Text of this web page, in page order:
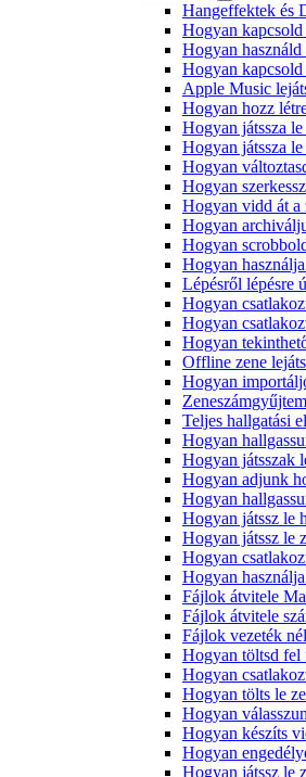
Hangeffektek és
Hogyan kapcsold
Hogyan használd
Hogyan kapcsold
Apple Music
Hogyan hozz
Hogyan játssza
Hogyan játssza
Hogyan
Hogyan
Hogyan vidd át a
Hogyan
Hogyan
Hogyan
Lépésről lépésre
Hogyan
Hogyan
Hogyan
Offline zene
Hogyan
Teljes hallgatási
Hogyan
Hogyan játsszak
Hogyan adjunk
Hogyan
Hogyan játssz le
Hogyan játssz le
Hogyan
Hogyan
Fájlok átvitele
Fájlok átvitele
Fájlok vezeték
Hogyan töltsd fel
Hogyan
Hogyan tölts le
Hogyan
Hogyan készíts
Hogyan
Hogyan játssz le